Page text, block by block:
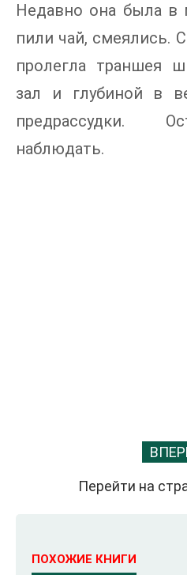
Недавно она была в
пили чай, смеялись.
пролегла траншея
зал и глубиной в
предрассудки.
наблюдать.
Перейти на
ПОХОЖИЕ КНИГИ